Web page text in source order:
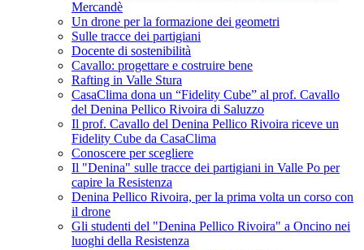
Mercandè
Un drone per la formazione dei geometri
Sulle tracce dei partigiani
Docente di sostenibilità
Cavallo: progettare e costruire bene
Rafting in Valle Stura
CasaClima dona un “Fidelity Cube” al prof. Cavallo
del Denina Pellico Rivoira di Saluzzo
Il prof. Cavallo del Denina Pellico Rivoira riceve un
Fidelity Cube da CasaClima
Conoscere per scegliere
Il "Denina" sulle tracce dei partigiani in Valle Po per
capire la Resistenza
Denina Pellico Rivoira, per la prima volta un corso con
il drone
Gli studenti del "Denina Pellico Rivoira" a Oncino nei
luoghi della Resistenza